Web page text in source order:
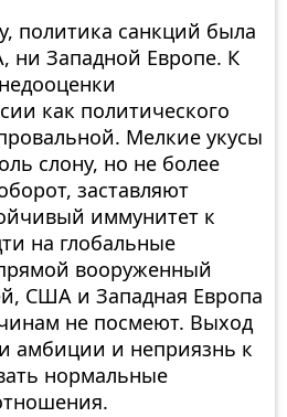
политика санкций была
ни Западной Европе. К
как политического
Мелкие укусы
слону, но не более
заставляют
иммунитет к
на глобальные
вооруженный
США и Западная Европа
не посмеют. Выход
амбиции и неприязнь к
нормальные